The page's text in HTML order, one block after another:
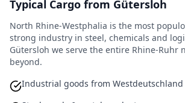
Typical Cargo from Gütersloh
North Rhine-Westphalia is the most
strong industry in steel, chemicals and
Gütersloh we serve the entire Rhine-Ruhr
beyond.
Industrial goods from Westdeutschland